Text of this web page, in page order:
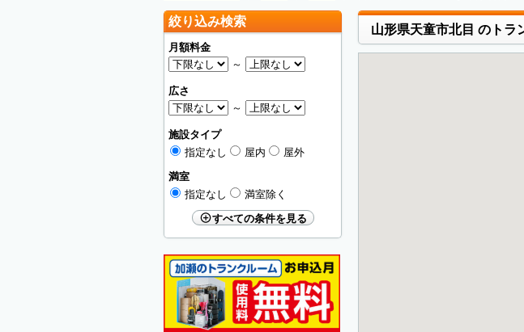
山形県天童市北目 のトラ
絞り込み検索
月額料金
～
広さ
～
施設タイプ
指定なし
屋内
屋外
満室
指定なし
満室除く
すべての条件を見る